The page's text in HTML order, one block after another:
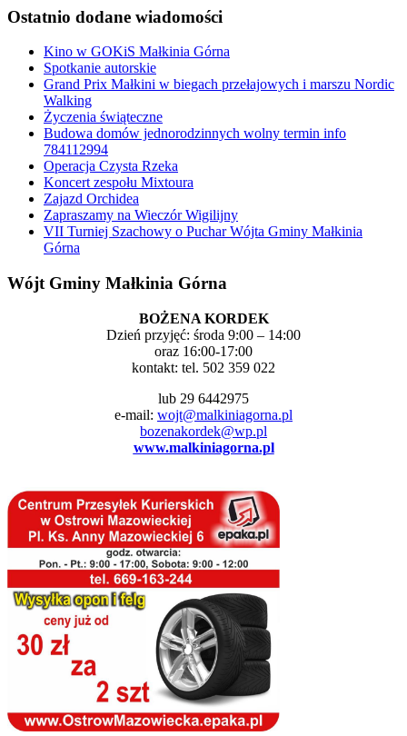
Ostatnio dodane wiadomości
Kino w GOKiS Małkinia Górna
Spotkanie autorskie
Grand Prix Małkini w biegach przełajowych i marszu Nordic
Walking
Życzenia świąteczne
Budowa domów jednorodzinnych wolny termin info
784112994
Operacja Czysta Rzeka
Koncert zespołu Mixtoura
Zajazd Orchidea
Zapraszamy na Wieczór Wigilijny
VII Turniej Szachowy o Puchar Wójta Gminy Małkinia
Górna
Wójt Gminy Małkinia Górna
BOŻENA KORDEK
Dzień przyjęć: środa 9:00 – 14:00
oraz 16:00-17:00
kontakt: tel. 502 359 022
lub 29 6442975
e-mail: wojt@malkiniagorna.pl
bozenakordek@wp.pl
www.malkiniagorna.pl